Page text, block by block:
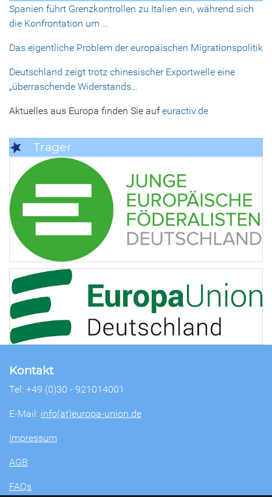
Spanien führt Grenzkontrollen zu Italien ein, während sich
die Konfrontation um …
Das eigentliche Problem der europäischen Migrationspolitik
Deutschland zeigt trotz chinesischer Exportwelle eine
„überraschende Widerstands…
Aktuelles aus Europa finden Sie aufeuractiv.de
Träger
Kontakt
Tel: +49 (0)30 - 921014001
E-Mail: info(at)europa-union.de
Impressum
AGB
FAQs